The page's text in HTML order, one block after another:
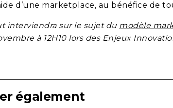
d’une marketplace, au bénéfice de
interviendra sur le sujet du modèle
à 12H10 lors des Enjeux
également